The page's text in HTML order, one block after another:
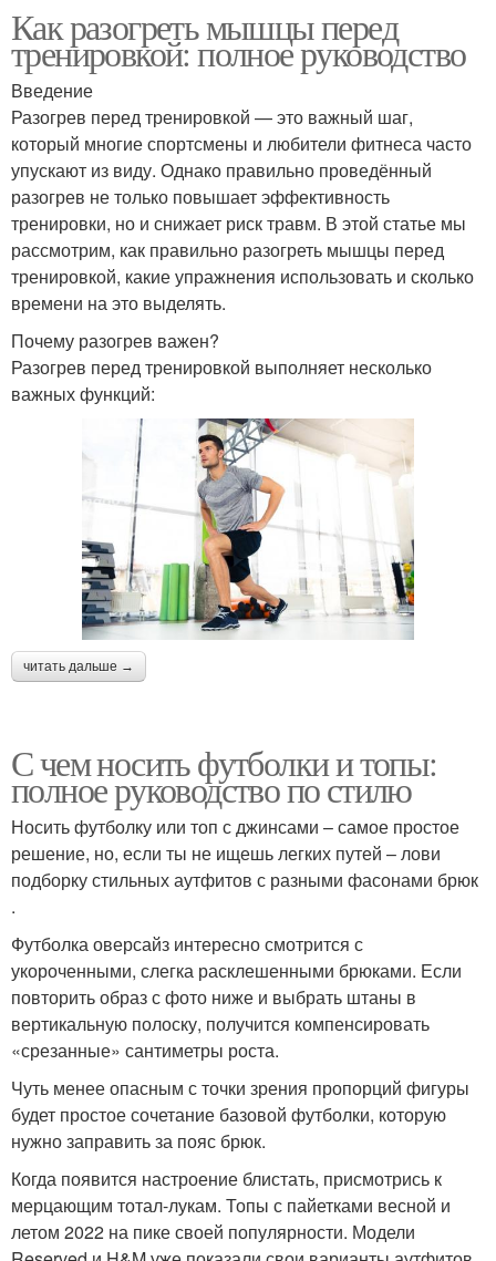
Как разогреть мышцы перед
тренировкой: полное руководство
Введение
Разогрев перед тренировкой — это важный шаг,
который многие спортсмены и любители фитнеса часто
упускают из виду. Однако правильно проведённый
разогрев не только повышает эффективность
тренировки, но и снижает риск травм. В этой статье мы
рассмотрим, как правильно разогреть мышцы перед
тренировкой, какие упражнения использовать и сколько
времени на это выделять.
Почему разогрев важен?
Разогрев перед тренировкой выполняет несколько
важных функций:
читать дальше →
С чем носить футболки и топы:
полное руководство по стилю
Носить футболку или топ с джинсами – самое простое
решение, но, если ты не ищешь легких путей – лови
подборку стильных аутфитов с разными фасонами брюк
.
Футболка оверсайз интересно смотрится с
укороченными, слегка расклешенными брюками. Если
повторить образ с фото ниже и выбрать штаны в
вертикальную полоску, получится компенсировать
«срезанные» сантиметры роста.
Чуть менее опасным с точки зрения пропорций фигуры
будет простое сочетание базовой футболки, которую
нужно заправить за пояс брюк.
Когда появится настроение блистать, присмотрись к
мерцающим тотал-лукам. Топы с пайетками весной и
летом 2022 на пике своей популярности. Модели